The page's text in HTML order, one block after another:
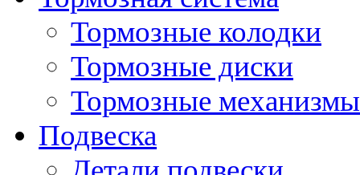
Тормозные колодки
Тормозные диски
Тормозные механизмы
Подвеска